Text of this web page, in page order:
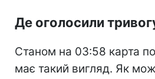
Де оголосили
Станом на 03:58 карта
має такий вигляд. Як